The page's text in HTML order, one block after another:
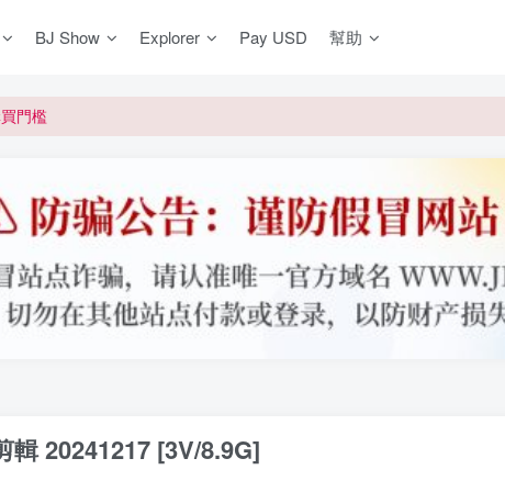
BJ Show Explorer Pay USD 幫助
更新]
均不支援
更新]
20241217 [3V/8.9G]